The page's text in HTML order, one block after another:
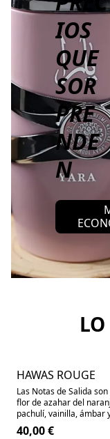
IOS
QUE
SOR
PRE
NDE
N
HAWAS ROUGE
Las Notas de Salida
flor de azahar del
pachulí, vainilla, ámbar
40,00 €